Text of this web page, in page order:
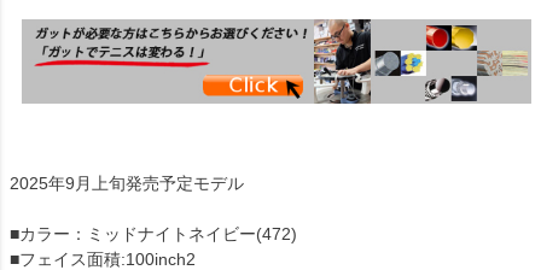
2025年9月上旬発売予定モデル
■カラー：ミッドナイトネイビー(472)
■フェイス面積:100inch2